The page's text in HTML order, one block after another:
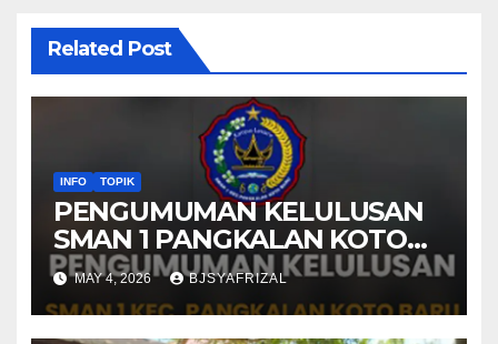
Related Post
INFO TOPIK
PENGUMUMAN KELULUSAN
SMAN 1 PANGKALAN KOTO
BARU TAHUN AJARAN 2025-
2026
MAY 4, 2026 BJSYAFRIZAL